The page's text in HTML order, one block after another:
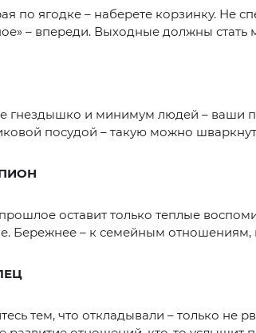
по ягодке – наберете корзинку. Не
– впереди. Выходные должны стать
гнездышко и минимум людей – ваши
посудой – такую можно
оставит только теплые
Бережнее – к семейным отношениям,
тем, что откладывали – только не